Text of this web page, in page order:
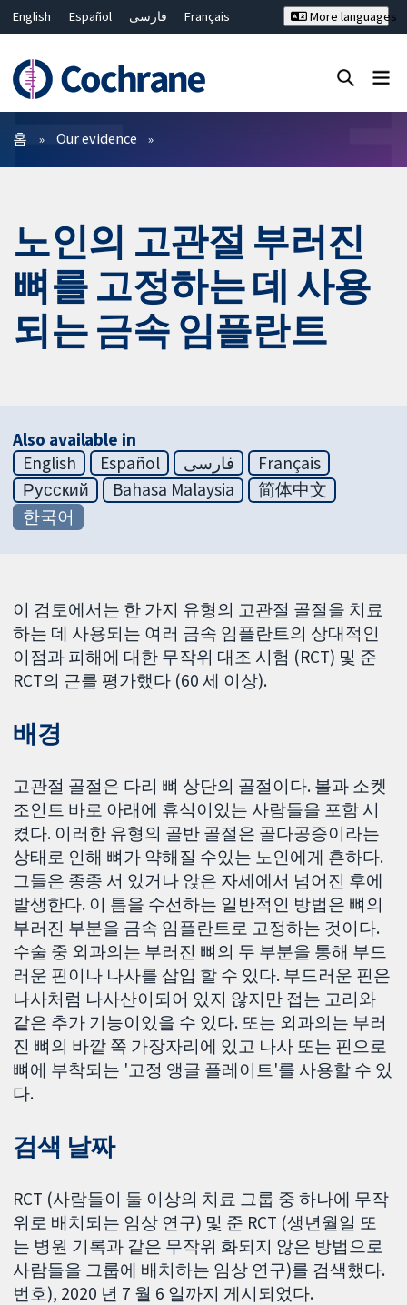
English Español فارسی
Français
Bahasa Malaysia
ไทย
繁體中文
简体中文
More languages
필터
홈 Our evidence
노인의 고관절 부러진
뼈를 고정하는 데 사용
되는 금속 임플란트
Also available in
English
Español فارسی
Français
Русский
Bahasa Malaysia
简体中文
한국어
이 검토에서는 한 가지 유형의 고관절 골절을 치료
하는 데 사용되는 여러 금속 임플란트의 상대적인
이점과 피해에 대한 무작위 대조 시험 (RCT) 및 준
RCT의 근를 평가했다 (60 세 이상).
배경
고관절 골절은 다리 뼈 상단의 골절이다. 볼과 소켓
조인트 바로 아래에 휴식이있는 사람들을 포함 시
켰다. 이러한 유형의 골반 골절은 골다공증이라는
상태로 인해 뼈가 약해질 수있는 노인에게 흔하다.
그들은 종종 서 있거나 앉은 자세에서 넘어진 후에
발생한다. 이 틈을 수선하는 일반적인 방법은 뼈의
부러진 부분을 금속 임플란트로 고정하는 것이다.
수술 중 외과의는 부러진 뼈의 두 부분을 통해 부드
러운 핀이나 나사를 삽입 할 수 있다. 부드러운 핀은
나사처럼 나사산이되어 있지 않지만 접는 고리와
같은 추가 기능이있을 수 있다. 또는 외과의는 부러
진 뼈의 바깥 쪽 가장자리에 있고 나사 또는 핀으로
뼈에 부착되는 '고정 앵글 플레이트'를 사용할 수 있
다.
검색 날짜
RCT (사람들이 둘 이상의 치료 그룹 중 하나에 무작
위로 배치되는 임상 연구) 및 준 RCT (생년월일 또
는 병원 기록과 같은 무작위 화되지 않은 방법으로
사람들을 그룹에 배치하는 임상 연구)를 검색했다.
번호), 2020 년 7 월 6 일까지 게시되었다.